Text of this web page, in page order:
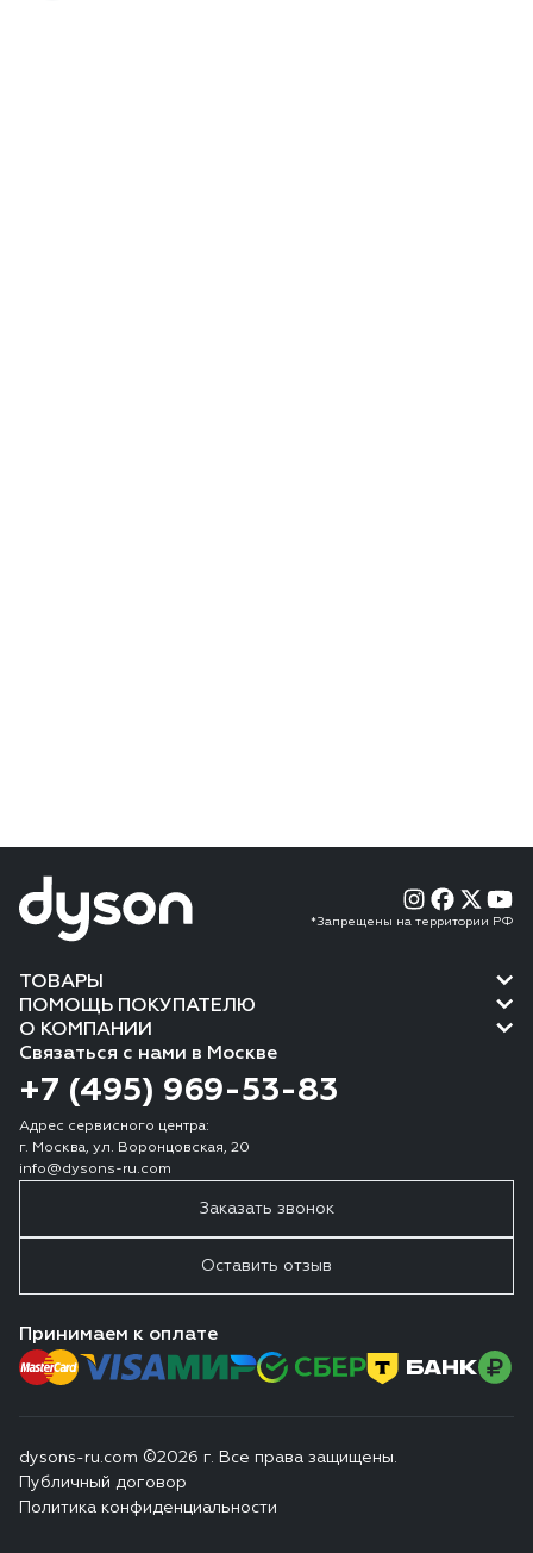
*Запрещены на территории РФ
ТОВАРЫ
ПОМОЩЬ ПОКУПАТЕЛЮ
О КОМПАНИИ
Связаться с нами в Москве
+7 (495) 969-53-83
Адрес сервисного центра:
г. Москва, ул. Воронцовская, 20
info@dysons-ru.com
Заказать звонок
Оставить отзыв
Принимаем к оплате
dysons-ru.com ©2026 г. Все права защищены.
Публичный договор
Политика конфиденциальности